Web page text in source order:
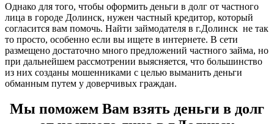
Однако для того, чтобы оформить деньги в долг от частного
лица в городе Долинск, нужен частный кредитор, который
согласится вам помочь. Найти займодателя в г.Долинск не так
то просто, особенно если вы ищете в интернете. В сети
размещено достаточно много предложений частного займа, но
при дальнейшем рассмотрении выясняется, что большинство
из них созданы мошенниками с целью выманить деньги
обманным путем у доверчивых граждан.
Мы поможем Вам взять деньги в долг